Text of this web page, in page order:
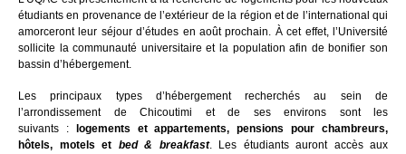
étudiants en provenance de l’extérieur de la région et de l’international qui
amorceront leur séjour d’études en août prochain. À cet effet, l’Université
sollicite la communauté universitaire et la population afin de bonifier son
bassin d’hébergement.
Les principaux types d’hébergement recherchés au sein de
l’arrondissement de Chicoutimi et de ses environs sont les
suivants :
logements et appartements, pensions pour chambreurs,
hôtels, motels et bed & breakfast. Les étudiants auront accès aux